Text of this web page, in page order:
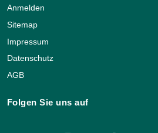
Anmelden
Sitemap
Impressum
Datenschutz
AGB
Folgen Sie uns auf